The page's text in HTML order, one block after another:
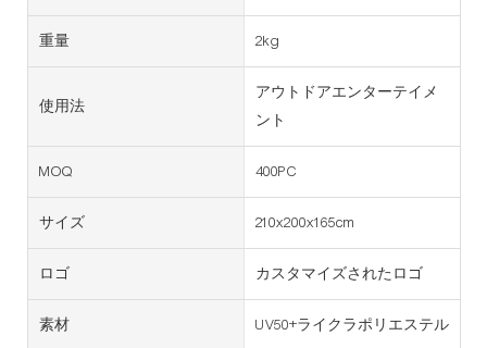
重量 2kg
使用法
アウトドアエンターテイメ
ント
MOQ 400PC
サイズ 210x200x165cm
ロゴ カスタマイズされたロゴ
素材 UV50+ライクラポリエステル